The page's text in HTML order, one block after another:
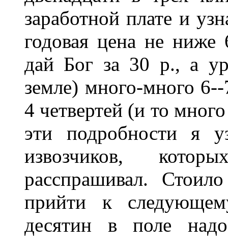
заработной плате и
годовая цена не ниже
дай Бог за 30 р., а
земле) много-много 6--
4 четвертей (и то
эти подробности я
извозчиков,
расспрашивал.
прийти к
десятин в поле